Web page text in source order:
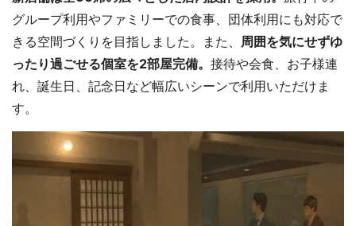
グループ利用やファミリーでの食事、団体利用にも対応で
きる空間づくりを目指しました。また、 周囲を気にせずゆ
ったり過ごせる個室を2部屋完備。 接待や会食、お子様連
れ、誕生日、記念日など幅広いシーンで利用いただけま
す。